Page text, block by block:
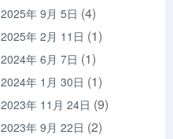
2025年 9月 5日 (4)
2025年 2月 11日 (1)
2024年 6月 7日 (1)
2024年 1月 30日 (1)
2023年 11月 24日 (9)
2023年 9月 22日 (2)